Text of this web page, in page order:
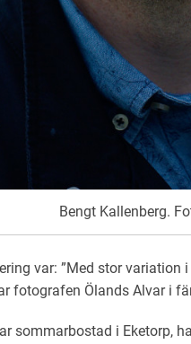
Bengt Kallenberg.
var: ”Med stor variation
fotografen Ölands Alvar i
sommarbostad i Eketorp,